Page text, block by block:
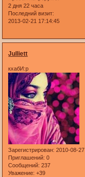
2 дня 22 часа
Последний визит:
2013-02-21 17:14:45
Julliett
кхабИ:р
Зарегистрирован: 2010-08-27
Приглашений: 0
Сообщений: 237
Уважение: +39